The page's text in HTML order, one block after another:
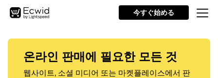
今すぐ始める
온라인 판매에 필요한 모든 것
웹사이트, 소셜 미디어 또는 마켓플레이스에서 판